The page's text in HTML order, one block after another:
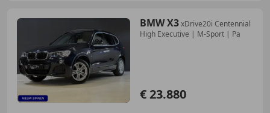
BMW X3xDrive20i Centennial
High Executive | M-Sport | Pa
€ 23.880